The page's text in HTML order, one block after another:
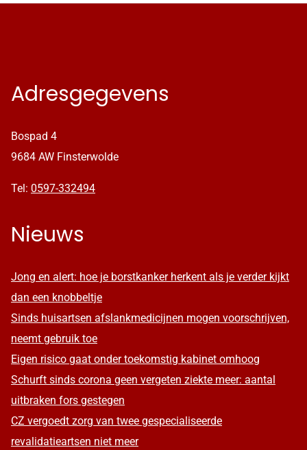
Adresgegevens
Bospad 4
9684 AW Finsterwolde
Tel: 0597-332494
Nieuws
Jong en alert: hoe je borstkanker herkent als je verder kijkt
dan een knobbeltje
Sinds huisartsen afslankmedicijnen mogen voorschrijven,
neemt gebruik toe
Eigen risico gaat onder toekomstig kabinet omhoog
Schurft sinds corona geen vergeten ziekte meer: aantal
uitbraken fors gestegen
CZ vergoedt zorg van twee gespecialiseerde
revalidatieartsen niet meer